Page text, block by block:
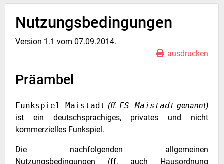
Nutzungsbedingungen
Version 1.1 vom 07.09.2014.
ausdrucken
Präambel
Funkspiel Maistadt (ff.FS Maistadt genannt)
ist ein deutschsprachiges, privates und nicht
kommerzielles Funkspiel.
Die nachfolgenden allgemeinen
Nutzungsbedingungen (ff. auch Hausordnung